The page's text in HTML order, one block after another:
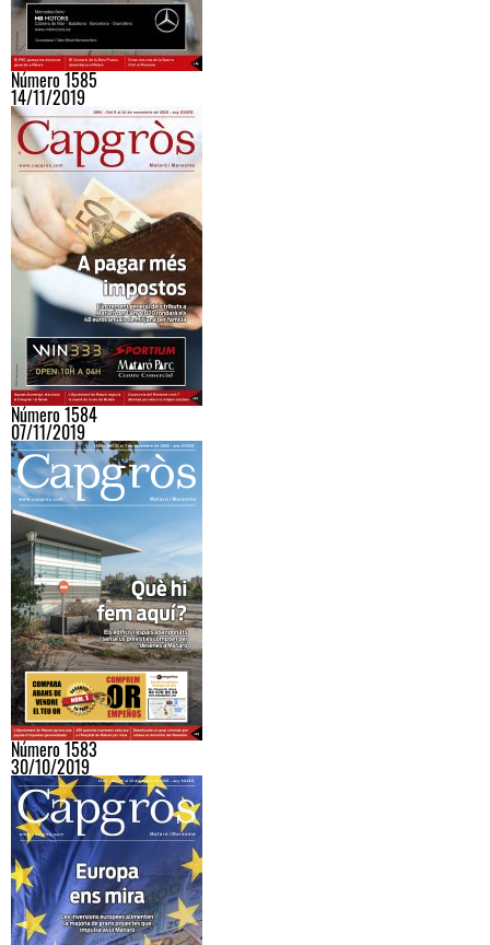
Número 1585
14/11/2019
Número 1584
07/11/2019
Número 1583
30/10/2019